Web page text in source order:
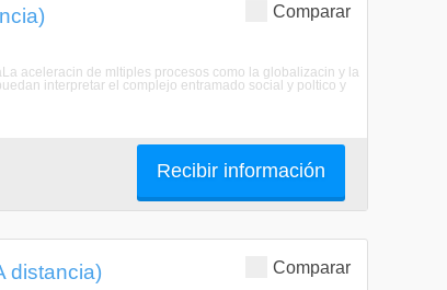
Comparar
aceleracin de mltiples procesos como la globalizacin y la
interpretar el complejo entramado social y poltico y
Recibir información
Comparar
distancia)